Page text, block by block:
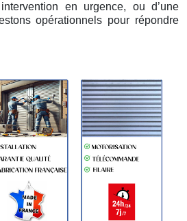
en urgence, ou d’une
opérationnels pour répondre